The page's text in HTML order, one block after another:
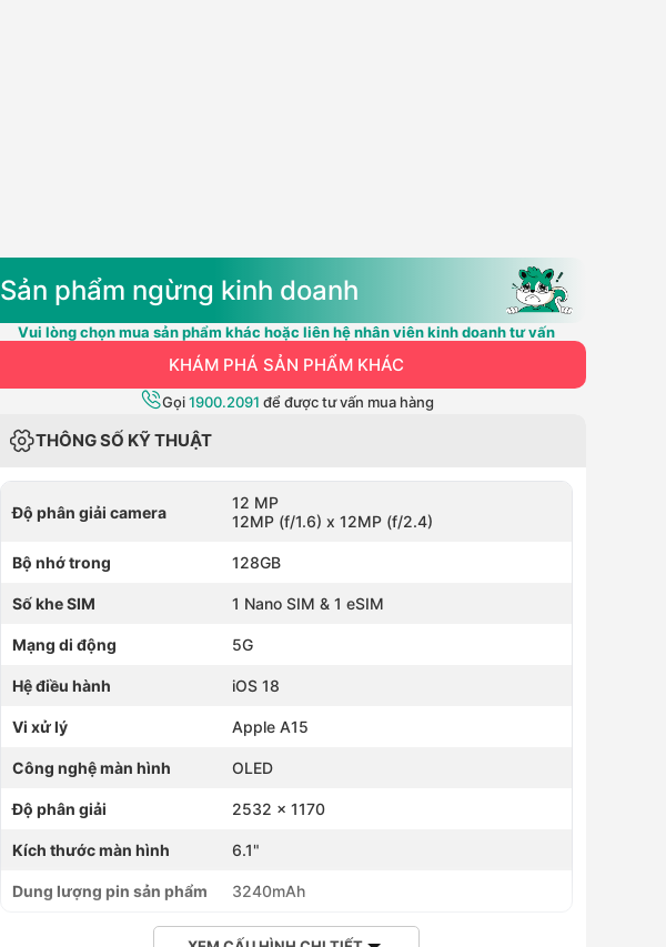
Sản phẩm ngừng kinh doanh
Vui lòng chọn mua sản phẩm khác hoặc liên hệ nhân viên kinh doanh tư vấn
KHÁM PHÁ SẢN PHẨM KHÁC
Gọi1900.2091 để được tư vấn mua hàng
THÔNG SỐ KỸ THUẬT
Độ phân giải camera
12 MP
12MP (f/1.6) x 12MP (f/2.4)
Bộ nhớ trong 128GB
Số khe SIM 1 Nano SIM & 1 eSIM
Mạng di động 5G
Hệ điều hành iOS 18
Vi xử lý Apple A15
Công nghệ màn hình OLED
Độ phân giải 2532 x 1170
Kích thước màn hình 6.1"
Dung lượng pin sản phẩm 3240mAh